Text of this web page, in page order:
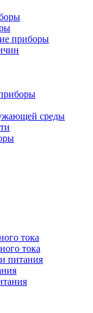
приборы
среды
тока
тока
питания